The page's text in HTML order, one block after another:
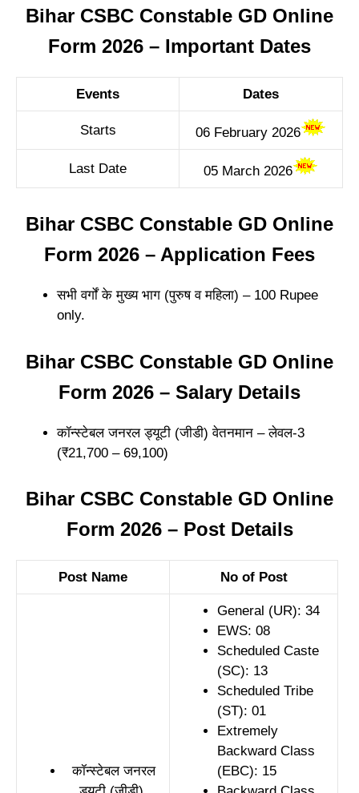
Bihar CSBC Constable GD Online
Form 2026 – Important Dates
Events Dates
Starts 06 February 2026
Last Date 05 March 2026
Bihar CSBC Constable GD Online
Form 2026 – Application Fees
सभी वर्गों के मुख्य भाग (पुरुष व महिला) – 100 Rupee
only.
Bihar CSBC Constable GD Online
Form 2026 – Salary Details
कॉन्स्टेबल जनरल ड्यूटी (जीडी) वेतनमान – लेवल-3
(₹21,700 – 69,100)
Bihar CSBC Constable GD Online
Form 2026 – Post Details
Post Name No of Post
कॉन्स्टेबल जनरल
General (UR): 34
EWS: 08
Scheduled Caste
(SC): 13
Scheduled Tribe
(ST): 01
Extremely
Backward Class
(EBC): 15